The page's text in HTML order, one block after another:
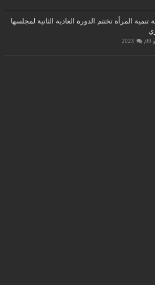
المرأة تختتم الدورة العادية الثانية لمجلسها